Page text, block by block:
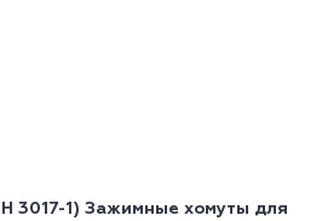
3017-1) Зажимные хомуты для